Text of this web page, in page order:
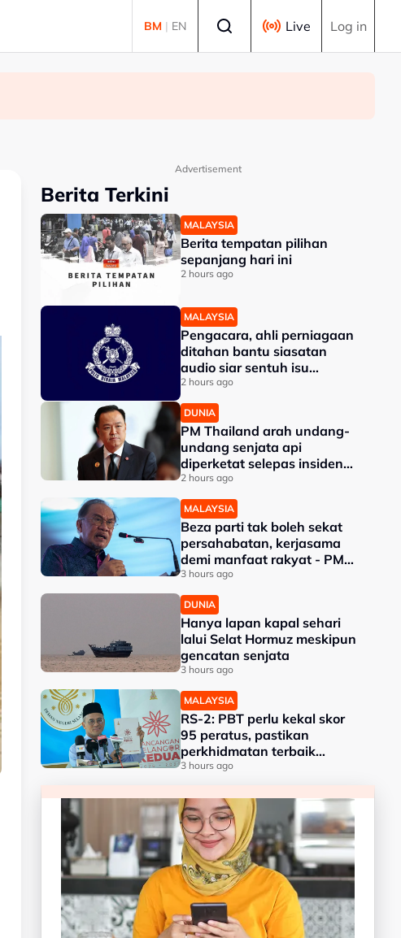
BM | EN Live Log in
Advertisement
Berita Terkini
MALAYSIA
Berita tempatan pilihan
sepanjang hari ini
2 hours ago
MALAYSIA
Pengacara, ahli perniagaan
ditahan bantu siasatan
audio siar sentuh isu
sensitiviti agama
2 hours ago
DUNIA
PM Thailand arah undang-
undang senjata api
diperketat selepas insiden
tembakan di sekolah
2 hours ago
MALAYSIA
Beza parti tak boleh sekat
persahabatan, kerjasama
demi manfaat rakyat - PM
Anwar
3 hours ago
DUNIA
Hanya lapan kapal sehari
lalui Selat Hormuz meskipun
gencatan senjata
3 hours ago
MALAYSIA
RS-2: PBT perlu kekal skor
95 peratus, pastikan
perkhidmatan terbaik
kepada rakyat - Amirudin
3 hours ago